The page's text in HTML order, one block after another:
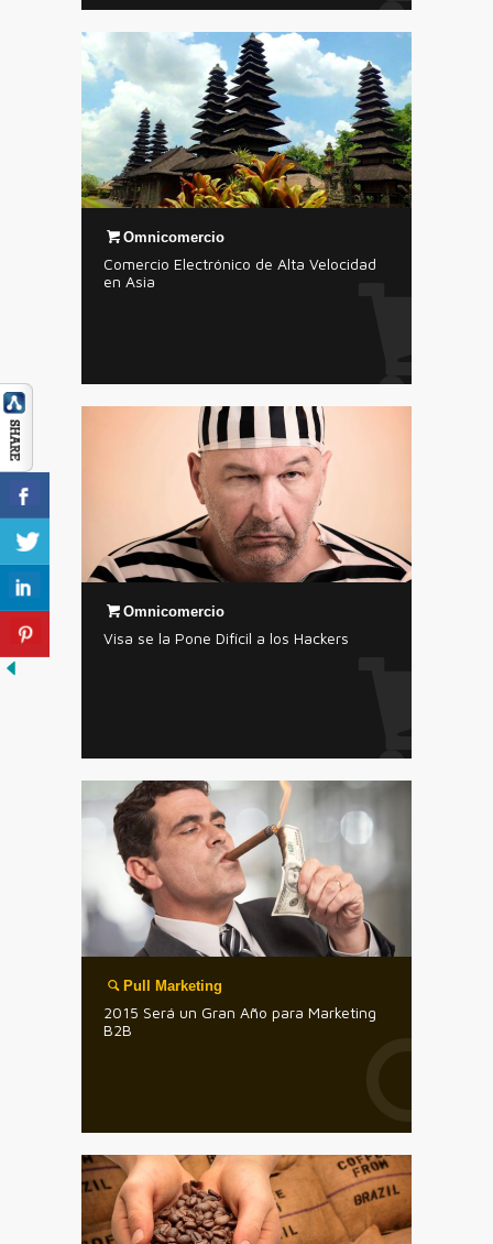
Omnicomercio
Comercio Electrónico de Alta Velocidad
en Asia
Omnicomercio
Visa se la Pone Difícil a los Hackers
Pull Marketing
2015 Será un Gran Año para Marketing
B2B